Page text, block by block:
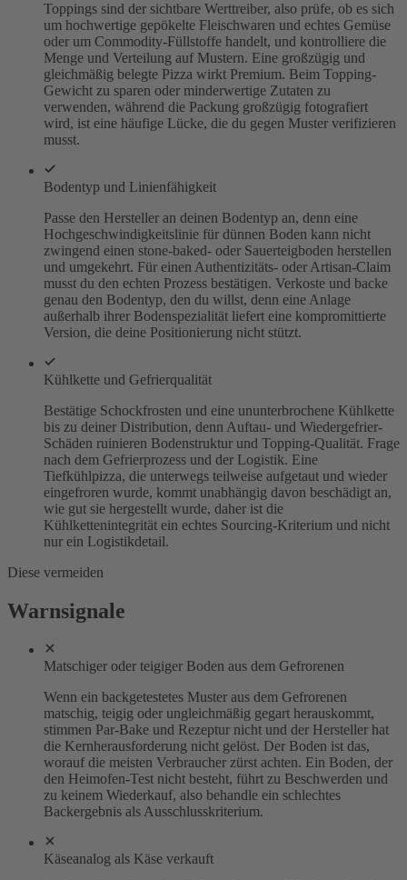
Toppings sind der sichtbare Werttreiber, also prüfe, ob es sich
um hochwertige gepökelte Fleischwaren und echtes Gemüse
oder um Commodity-Füllstoffe handelt, und kontrolliere die
Menge und Verteilung auf Mustern. Eine großzügig und
gleichmäßig belegte Pizza wirkt Premium. Beim Topping-
Gewicht zu sparen oder minderwertige Zutaten zu
verwenden, während die Packung großzügig fotografiert
wird, ist eine häufige Lücke, die du gegen Muster verifizieren
musst.
Bodentyp und Linienfähigkeit
Passe den Hersteller an deinen Bodentyp an, denn eine
Hochgeschwindigkeitslinie für dünnen Boden kann nicht
zwingend einen stone-baked- oder Sauerteigboden herstellen
und umgekehrt. Für einen Authentizitäts- oder Artisan-Claim
musst du den echten Prozess bestätigen. Verkoste und backe
genau den Bodentyp, den du willst, denn eine Anlage
außerhalb ihrer Bodenspezialität liefert eine kompromittierte
Version, die deine Positionierung nicht stützt.
Kühlkette und Gefrierqualität
Bestätige Schockfrosten und eine ununterbrochene Kühlkette
bis zu deiner Distribution, denn Auftau- und Wiedergefrier-
Schäden ruinieren Bodenstruktur und Topping-Qualität. Frage
nach dem Gefrierprozess und der Logistik. Eine
Tiefkühlpizza, die unterwegs teilweise aufgetaut und wieder
eingefroren wurde, kommt unabhängig davon beschädigt an,
wie gut sie hergestellt wurde, daher ist die
Kühlkettenintegrität ein echtes Sourcing-Kriterium und nicht
nur ein Logistikdetail.
Diese vermeiden
Warnsignale
Matschiger oder teigiger Boden aus dem Gefrorenen
Wenn ein backgetestetes Muster aus dem Gefrorenen
matschig, teigig oder ungleichmäßig gegart herauskommt,
stimmen Par-Bake und Rezeptur nicht und der Hersteller hat
die Kernherausforderung nicht gelöst. Der Boden ist das,
worauf die meisten Verbraucher zürst achten. Ein Boden, der
den Heimofen-Test nicht besteht, führt zu Beschwerden und
zu keinem Wiederkauf, also behandle ein schlechtes
Backergebnis als Ausschlusskriterium.
Käseanalog als Käse verkauft